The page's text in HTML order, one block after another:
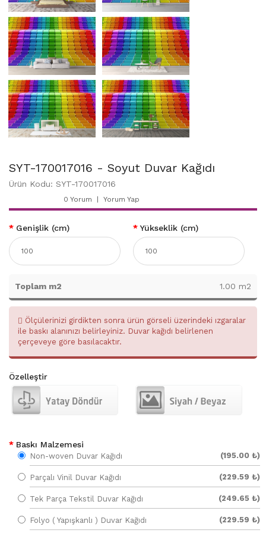
SYT-170017016 - Soyut Duvar Kağıdı
Ürün Kodu: SYT-170017016
0 Yorum Yorum Yap
Genişlik (cm) Yükseklik (cm)
Toplam m2 1.00 m2
Ölçülerinizi girdikten sonra ürün görseli üzerindeki ızgaralar
ile baskı alanınızı belirleyiniz. Duvar kağıdı belirlenen
çerçeveye göre basılacaktır.
Özelleştir
Baskı Malzemesi
Non-woven Duvar Kağıdı (195.00 ₺)
Parçalı Vinil Duvar Kağıdı (229.59 ₺)
Tek Parça Tekstil Duvar Kağıdı (249.65 ₺)
Folyo ( Yapışkanlı ) Duvar Kağıdı (229.59 ₺)